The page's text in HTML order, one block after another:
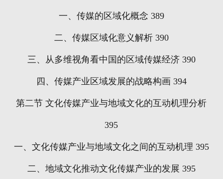
一、传媒的区域化概念 389
二、传媒区域化意义解析390
三、从多维视角看中国的区域传媒经济390
四、传媒产业区域发展的战略构画 394
第二节 文化传媒产业与地域文化的互动机理分析
395
一、文化传媒产业与地域文化之间的互动机理 395
二、地域文化推动文化传媒产业的发展 395